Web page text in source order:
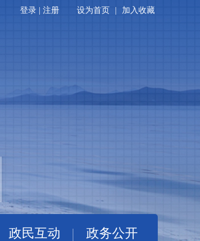
设为首页 加入收藏
登录 注册
政民互动 政务公开